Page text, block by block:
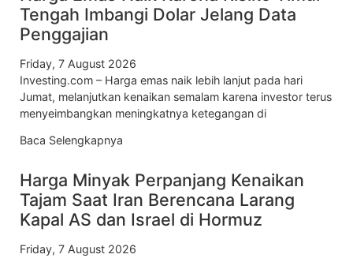
Tengah Imbangi Dolar Jelang Data
Penggajian
Friday, 7 August 2026
Investing.com – Harga emas naik lebih lanjut pada hari
Jumat, melanjutkan kenaikan semalam karena investor terus
menyeimbangkan meningkatnya ketegangan di
Baca Selengkapnya
Harga Minyak Perpanjang Kenaikan
Tajam Saat Iran Berencana Larang
Kapal AS dan Israel di Hormuz
Friday, 7 August 2026